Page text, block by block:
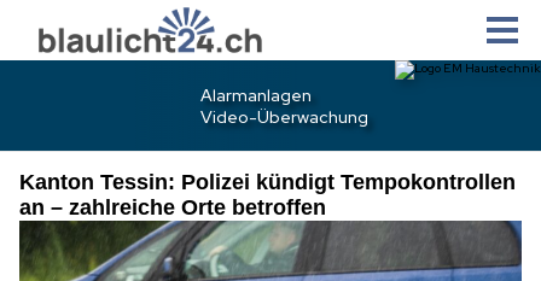
Kanton Tessin: Polizei kündigt Tempokontrollen
an – zahlreiche Orte betroffen